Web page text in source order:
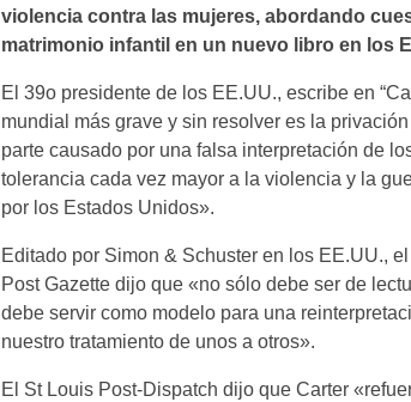
violencia contra las mujeres, abordando
matrimonio infantil en un nuevo libro en los
El 39o presidente de los EE.UU., escribe en
mundial más grave y sin resolver es la
parte causado por una falsa interpretación de
tolerancia cada vez mayor a la violencia y la
por los Estados Unidos».
Editado por Simon & Schuster en los EE.UU.,
Post Gazette dijo que «no sólo debe ser de
debe servir como modelo para una
nuestro tratamiento de unos a otros».
El St Louis Post-Dispatch dijo que Carter